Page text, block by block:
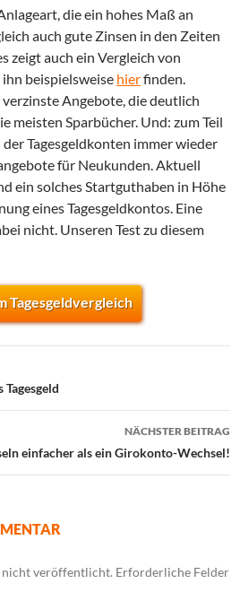
die ein hohes Maß an
auch gute Zinsen in den Zeiten
zeigt auch ein Vergleich von
ihn beispielsweise hierfinden.
Angebote, die deutlich
meisten Sparbücher. Und: zum Teil
Tagesgeldkonten immer wieder
für Neukunden. Aktuell
ein solches Startguthaben in Höhe
eines Tagesgeldkontos. Eine
nicht. Unseren Test zu diesem
Tagesgeldvergleich
NÄCHSTER BEITRAG
einfacher als ein Girokonto-Wechsel!
nicht veröffentlicht. Erforderliche Felder